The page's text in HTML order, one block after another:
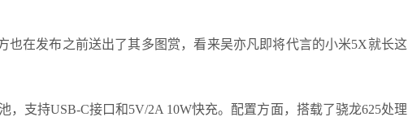
也在发布之前送出了其多图赏，看来吴亦凡即将代言的小米5X就长这
，支持USB-C接口和5V/2A 10W快充。配置方面，搭载了骁龙625处理